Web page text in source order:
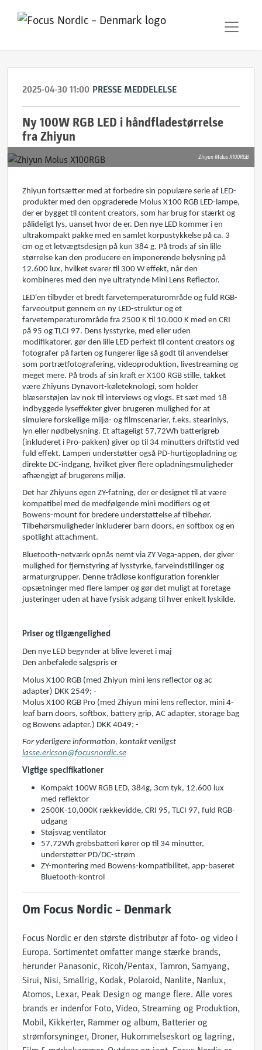
2025-04-30 11:00 PRESSE MEDDELELSE
Ny 100W RGB LED i håndfladestørrelse
fra Zhiyun
Zhiyun Molus X100RGB
Zhiyun fortsætter med at forbedre sin populære serie af LED-
produkter med den opgraderede Molus X100 RGB LED-lampe,
der er bygget til content creators, som har brug for stærkt og
pålideligt lys, uanset hvor de er. Den nye LED kommer i en
ultrakompakt pakke med en samlet korpustykkelse på ca. 3
cm og et letvægtsdesign på kun 384 g. På trods af sin lille
størrelse kan den producere en imponerende belysning på
12.600 lux, hvilket svarer til 300 W effekt, når den
kombineres med den nye ultratynde Mini Lens Reflector.
LED'en tilbyder et bredt farvetemperaturområde og fuld RGB-
farveoutput gennem en ny LED-struktur og et
farvetemperaturområde fra 2500 K til 10.000 K med en CRI
på 95 og TLCI 97. Dens lysstyrke, med eller uden
modifikatorer, gør den lille LED perfekt til content creators og
fotografer på farten og fungerer lige så godt til anvendelser
som portrætfotografering, videoproduktion, livestreaming og
meget mere. På trods af sin kraft er X100 RGB stille, takket
være Zhiyuns Dynavort-køleteknologi, som holder
blæserstøjen lav nok til interviews og vlogs. Et sæt med 18
indbyggede lyseffekter giver brugeren mulighed for at
simulere forskellige miljø- og filmscenarier, f.eks. stearinlys,
lyn eller nødbelysning. Et aftageligt 57,72Wh batterigreb
(inkluderet i Pro-pakken) giver op til 34 minutters driftstid ved
fuld effekt. Lampen understøtter også PD-hurtigopladning og
direkte DC-indgang, hvilket giver flere opladningsmuligheder
afhængigt af brugerens miljø.
Det har Zhiyuns egen ZY-fatning, der er designet til at være
kompatibel med de medfølgende mini modifiers og et
Bowens-mount for bredere understøttelse af tilbehør.
Tilbehørsmuligheder inkluderer barn doors, en softbox og en
spotlight attachment.
Bluetooth-netværk opnås nemt via ZY Vega-appen, der giver
mulighed for fjernstyring af lysstyrke, farveindstillinger og
armaturgrupper. Denne trådløse konfiguration forenkler
opsætninger med flere lamper og gør det muligt at foretage
justeringer uden at have fysisk adgang til hver enkelt lyskilde.
Priser og tilgængelighed
Den nye LED begynder at blive leveret i maj
Den anbefalede salgspris er
Molus X100 RGB (med Zhiyun mini lens reflector og ac
adapter) DKK 2549; -
Molus X100 RGB Pro (med Zhiyun mini lens reflector, mini 4-
leaf barn doors, softbox, battery grip, AC adapter, storage bag
og Bowens adapter.) DKK 4049; -
For yderligere information, kontakt venligst
lasse.ericson@focusnordic.se
Vigtige specifikationer
Kompakt 100W RGB LED, 384g, 3cm tyk, 12.600 lux
med reflektor
2500K-10,000K rækkevidde, CRI 95, TLCI 97, fuld RGB-
udgang
Støjsvag ventilator
57,72Wh grebsbatteri kører op til 34 minutter,
understøtter PD/DC-strøm
ZY-montering med Bowens-kompatibilitet, app-baseret
Bluetooth-kontrol
Om Focus Nordic – Denmark
Focus Nordic er den største distributør af foto- og video i
Europa. Sortimentet omfatter mange stærke brands,
herunder Panasonic, Ricoh/Pentax, Tamron, Samyang,
Sirui, Nisi, Smallrig, Kodak, Polaroid, Nanlite, Nanlux,
Atomos, Lexar, Peak Design og mange flere. Alle vores
brands er indenfor Foto, Video, Streaming og Produktion,
Mobil, Kikkerter, Rammer og album, Batterier og
strømforsyninger, Droner, Hukommelseskort og lagring,